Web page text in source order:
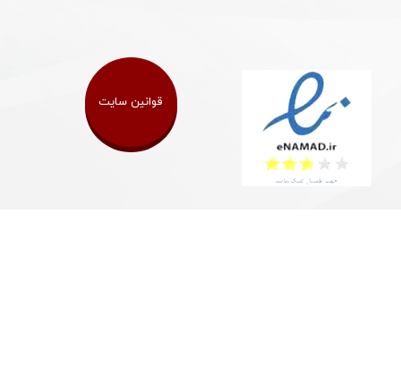
قوانین سایت